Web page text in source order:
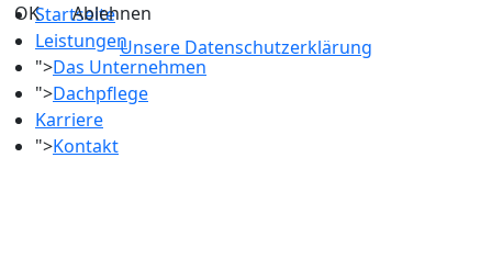
Startseite
Leistungen
">Das Unternehmen
">Dachpflege
Karriere
">Kontakt
OK
Ablehnen
Unsere Datenschutzerklärung